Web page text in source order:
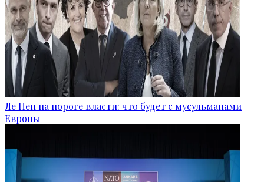
Ле Пен на пороге власти: что будет с мусульманами
Европы